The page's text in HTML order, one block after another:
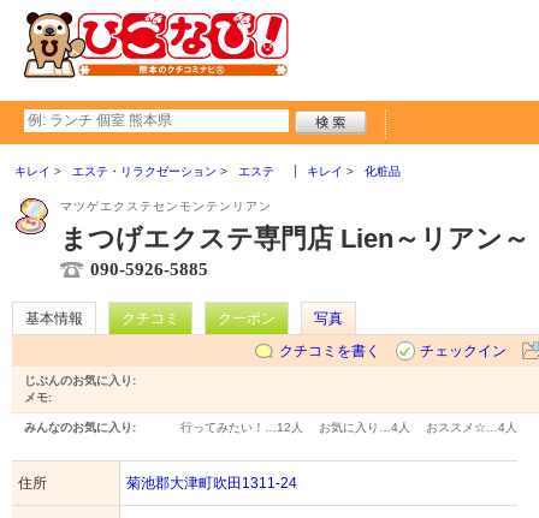
キレイ エステ・リラクゼーション エステ キレイ 化粧品
マツゲエクステセンモンテンリアン
まつげエクステ専門店 Lien～リアン～
090-5926-5885
基本情報 クチコミ クーポン
写真
クチコミを書く
チェックイン
じぶんのお気に入り:
メモ:
みんなのお気に入り: 行ってみたい！… 12人 お気に入り… 4人 おススメ☆… 4人
住所 菊池郡大津町吹田1311-24